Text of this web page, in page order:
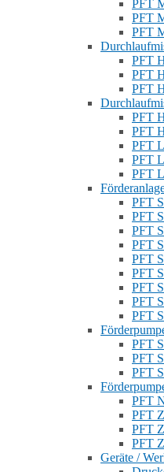
PFT
PFT
PFT
PFT
PFT
PFT
PFT
PFT
PFT
PFT
PFT
PFT
PFT
PFT
PFT
PFT
PFT
PFT
PFT
PFT
PFT
PFT
PFT
PFT
PFT
PFT
PFT
Geräte /